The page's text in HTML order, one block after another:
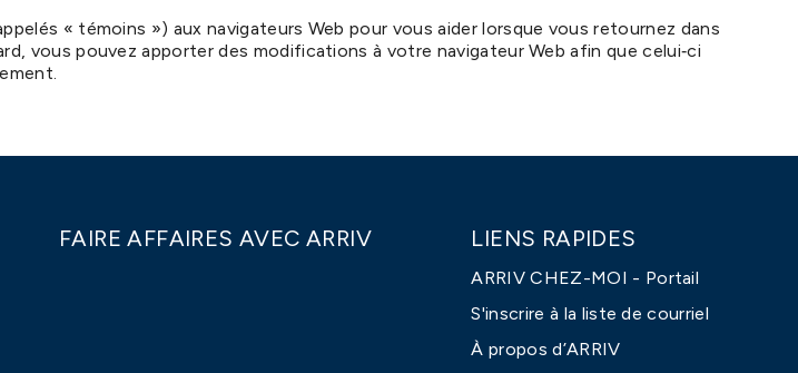
« témoins ») aux navigateurs Web pour vous aider lorsque vous retournez dans
vous pouvez apporter des modifications à votre navigateur Web afin que celui‑ci
FAIRE AFFAIRES AVEC ARRIV LIENS RAPIDES
ARRIV CHEZ-MOI - Portail
S'inscrire à la liste de courriel
À propos d’ARRIV